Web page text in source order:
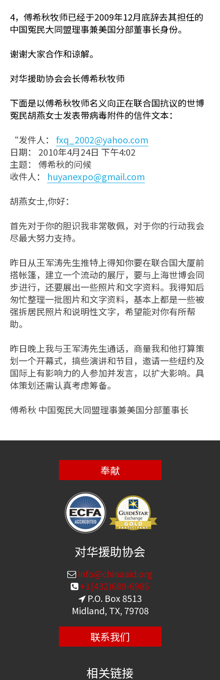
4，傅希秋牧师已经于2009年12月底辞去其担任的
中国冤民大同盟理事兼美国分部董事长身份。
谢谢大家合作和谅解。
对华援助协会会长傅希秋牧师
下面是以傅希秋牧师名义向正在联合国抗议的世博
冤民胡燕女士发表带病毒附件的信件文本：
“发件人： fxq_2002@yahoo.com
日期： 2010年4月24日 下午4:02
主题： 傅希秋的问候
收件人： huyanexpo@gmail.com
胡燕女士,你好：
首先对于你的胆识我非常敬佩，对于你的行动我会
尽最大努力支持。
昨日从王军涛先生推特上得知你要在联合国大厦前
搭帐篷，建立一个流动的展厅，要与上海世博会同
步进行，还要展出一些照片和文字资料。我得知后
匆忙整理一批图片和文字资料，基本上都是一些被
强拆居民照片和说明性文字，希望能对你有所帮
助。
昨日晚上我与王军涛先生通话，商量我和他打算策
划一个开幕式，搞些演讲和节目，邀请一些纽约及
国际上有影响力的人参加并发言，以扩大影响。具
体策划还需认真考虑筹备。
傅希秋 中国冤民大同盟理事兼美国分部董事长
奉献
对华援助协会
info@chinaaid.org
+1(432)689-6985
P.O. Box 8513
Midland, TX, 79708
联系我们
相关链接